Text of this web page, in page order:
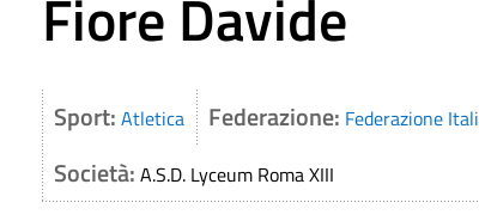
Fiore Davide
Sport: Atletica Federazione: Federazione
Società: A.S.D. Lyceum Roma XIII